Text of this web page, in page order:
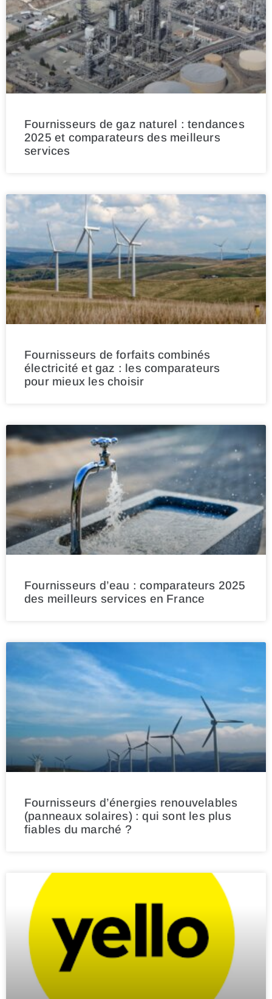
Fournisseurs de gaz naturel : tendances
2025 et comparateurs des meilleurs
services
Fournisseurs de forfaits combinés
électricité et gaz : les comparateurs
pour mieux les choisir
Fournisseurs d’eau : comparateurs 2025
des meilleurs services en France
Fournisseurs d’énergies renouvelables
(panneaux solaires) : qui sont les plus
fiables du marché ?